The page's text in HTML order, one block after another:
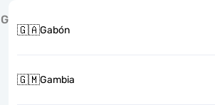
G
🇬🇦Gabón
🇬🇲Gambia